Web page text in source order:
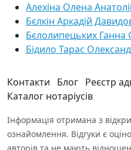
Алехіна Олена
Бєлкін Аркадій
Бєлолипецьких Ганна
Бідило Тарас
Контакти Блог Реєстр
Каталог нотаріусів
Інформація отримана з
ознайомлення. Відгуки є